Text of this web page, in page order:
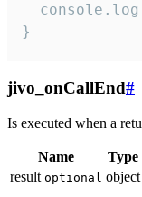
}
jivo_onCallEnd#
Is executed when a
Name Type
result optional object